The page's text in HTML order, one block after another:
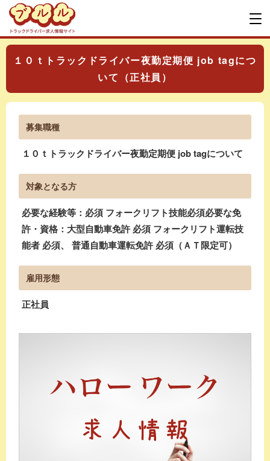
１０ｔトラックドライバー夜勤定期便 job tagにつ
いて（正社員）
募集職種
１０ｔトラックドライバー夜勤定期便 job tagについて
対象となる方
必要な経験等：必須 フォークリフト技能必須必要な免
許・資格：大型自動車免許 必須 フォークリフト運転技
能者 必須、 普通自動車運転免許 必須（ＡＴ限定可）
雇用形態
正社員